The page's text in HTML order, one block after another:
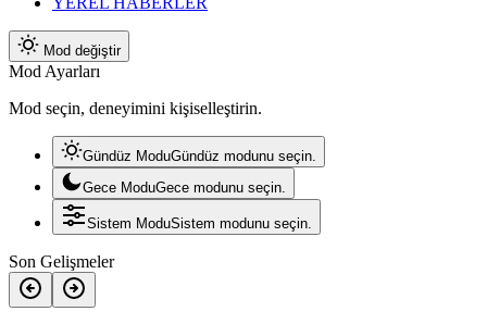
Mod değiştir
Mod Ayarları
Mod seçin, deneyimini kişiselleştirin.
Gündüz ModuGündüz modunu seçin.
Gece ModuGece modunu seçin.
Sistem ModuSistem modunu seçin.
Son Gelişmeler